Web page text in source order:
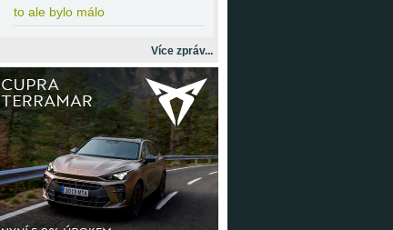
to ale bylo málo
Více zpráv...